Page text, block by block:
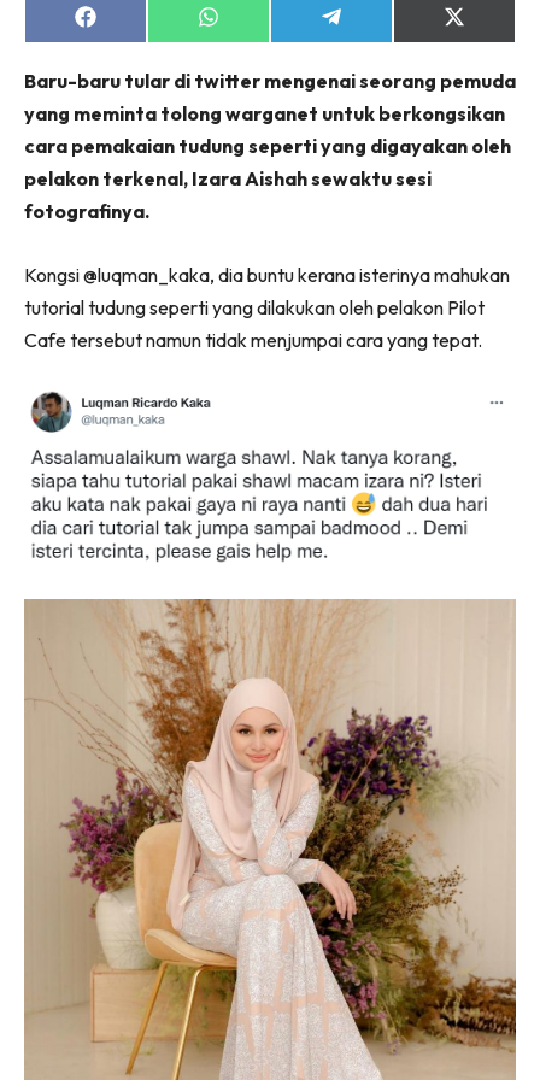
Share
on
Share
on
Share
on
Share
on
(Twitter)
Baru-baru tular di twitter mengenai seorang pemuda
yang meminta tolong warganet untuk berkongsikan
cara pemakaian tudung seperti yang digayakan oleh
pelakon terkenal, Izara Aishah sewaktu sesi
fotografinya.
Kongsi @luqman_kaka, dia buntu kerana isterinya mahukan
tutorial tudung seperti yang dilakukan oleh pelakon Pilot
Cafe tersebut namun tidak menjumpai cara yang tepat.